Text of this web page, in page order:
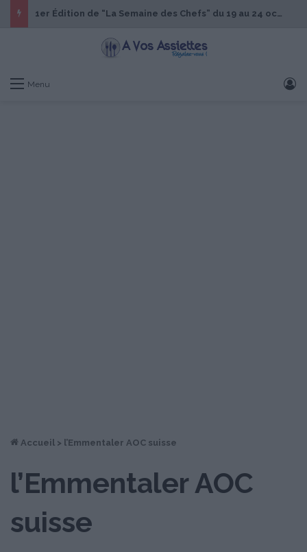
1er Édition de “La Semaine des Chefs” du 19 au 24 octobre 2026
Menu
Accueil > l’Emmentaler AOC suisse
l’Emmentaler AOC
suisse